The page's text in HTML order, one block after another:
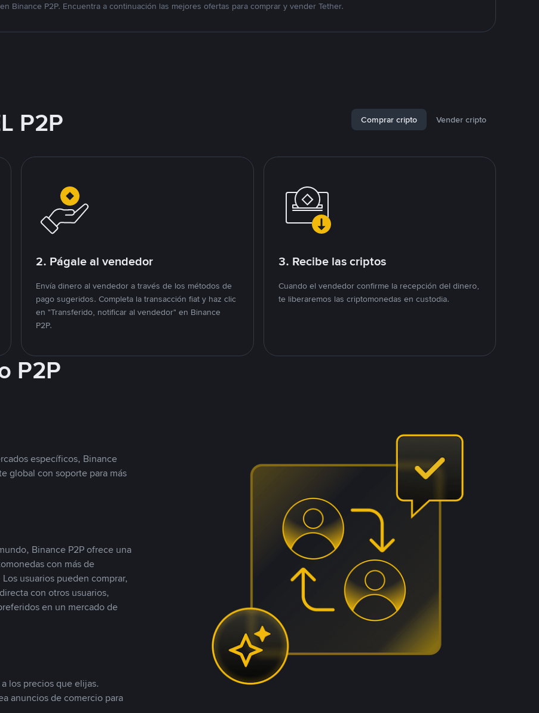
Binance P2P. Encuentra a continuación las mejores ofertas para comprar y vender Tether.
P2P Comprar cripto Vender cripto
2. Págale al vendedor
Envía dinero al vendedor a través de los métodos de
pago sugeridos. Completa la transacción fiat y haz clic
en "Transferido, notificar al vendedor" en Binance
P2P.
3. Recibe las criptos
Cuando el vendedor confirme la recepción del dinero,
te liberaremos las criptomonedas en custodia.
P2P
específicos, Binance
global con soporte para más
Binance P2P ofrece una
con más de
usuarios pueden comprar,
con otros usuarios,
en un mercado de
los precios que elijas.
anuncios de comercio para